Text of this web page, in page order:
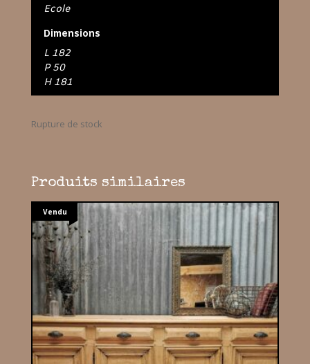
Ecole
Dimensions
L 182
P 50
H 181
Rupture de stock
Produits similaires
Vendu